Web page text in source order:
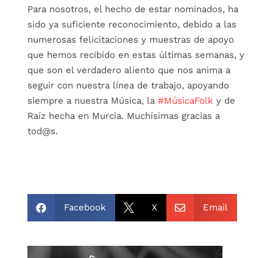
Para nosotros, el hecho de estar nominados, ha
sido ya suficiente reconocimiento, debido a las
numerosas felicitaciones y muestras de apoyo
que hemos recibido en estas últimas semanas, y
que son el verdadero aliento que nos anima a
seguir con nuestra línea de trabajo, apoyando
siempre a nuestra Música, la #MúsicaFolk y de
Raíz hecha en Murcia. Muchísimas gracias a
tod@s.
 Facebook  X  Email